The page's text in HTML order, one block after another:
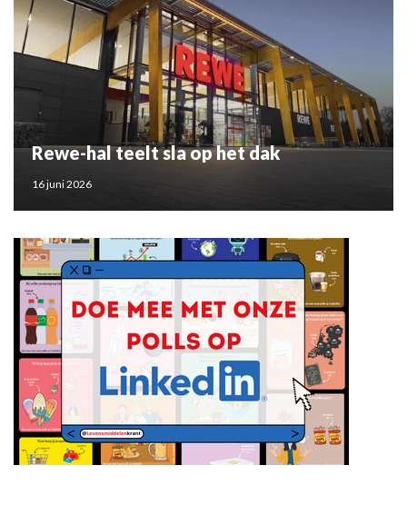
Rewe-hal teelt sla op het dak
16 juni 2026